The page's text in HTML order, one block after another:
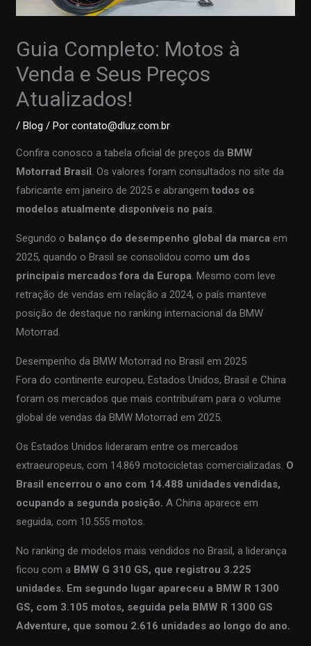
Guia Completo: Motos à
Venda e Seus Preços
Atualizados!
/ Blog / Porcontato@dluz.com.br
Confira conosco a tabela oficial de preços da BMW
Motorrad Brasil . Os valores foram consultados no site da
fabricante em janeiro de 2025 e abrangemtodos os
modelos atualmente disponíveis no país.
Segundo o balanço do desempenho global da marca em
2025, quando o Brasil se consolidou como um dos
principais mercados fora da Europa. Mesmo com leve
retração de vendas em relação a 2024, o país manteve
posição de destaque no ranking internacional da BMW
Motorrad.
Desempenho da BMW Motorrad no Brasil em 2025
Fora do continente europeu, Estados Unidos, Brasil e China
foram os mercados que mais contribuíram para o volume
global de vendas da BMW Motorrad em 2025.
Os Estados Unidos lideraram entre os mercados
extraeuropeus, com 14.869 motocicletas comercializadas. O
Brasil encerrou o ano com 14.488 unidades vendidas,
ocupando a segunda posição. A China aparece em
seguida, com 10.555 motos.
No ranking de modelos mais vendidos no Brasil, a liderança
ficou com a BMW G 310 GS, que registrou 3.225
unidades. Em segundo lugar apareceu a BMW R 1300
GS, com 3.105 motos, seguida pela BMW R 1300 GS
Adventure, que somou 2.616 unidades ao longo do ano.